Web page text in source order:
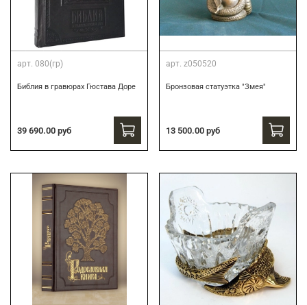
арт. 080(гр)
Библия в гравюрах Гюстава Доре
39 690.00 руб
арт. z050520
Бронзовая статуэтка "Змея"
13 500.00 руб